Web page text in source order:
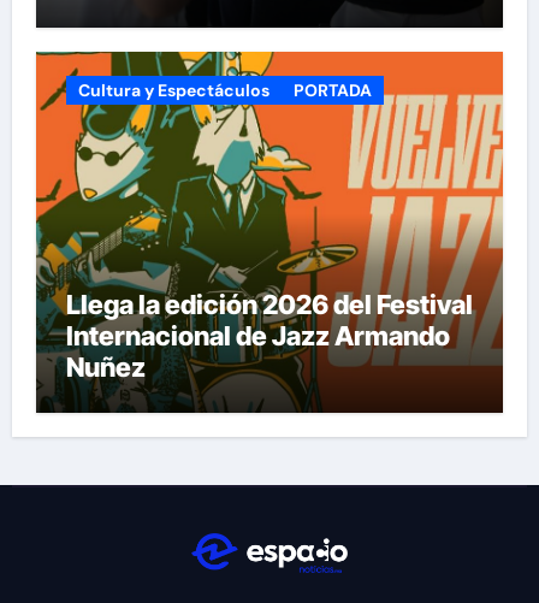
Cultura y Espectáculos PORTADA
Llega la edición 2026 del Festival
Internacional de Jazz Armando
Nuñez